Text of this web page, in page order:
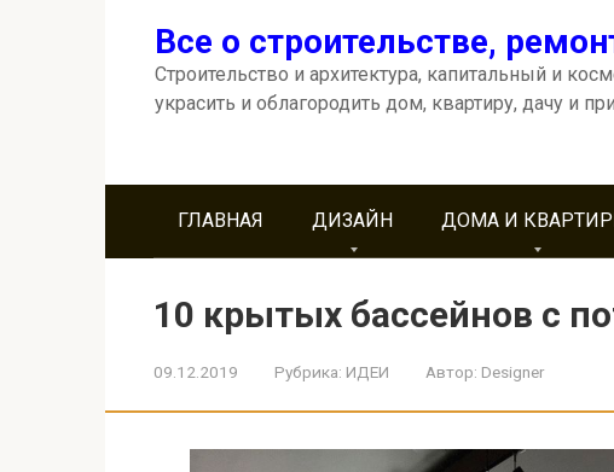
Все о строительстве,
Строительство и архитектура, капитальный и
украсить и облагородить дом, квартиру, дачу и
ГЛАВНАЯ ДИЗАЙН ДОМА И
10 крытых бассейнов с
09.12.2019 Рубрика: ИДЕИ Автор: Designer